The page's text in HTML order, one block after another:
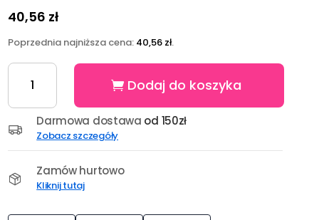
40,56 zł
Poprzednia najniższa cena: 40,56 zł.
ilość
Orzechy
włoskie
g
Dodaj do koszyka
Darmowa dostawa od 150zł
Zobacz szczegóły
Zamów hurtowo
Kliknij tutaj